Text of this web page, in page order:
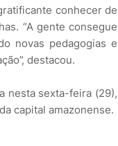
conhecer de
“A gente consegue
novas pedagogias e
destacou.
nesta sexta-feira (29),
capital amazonense.